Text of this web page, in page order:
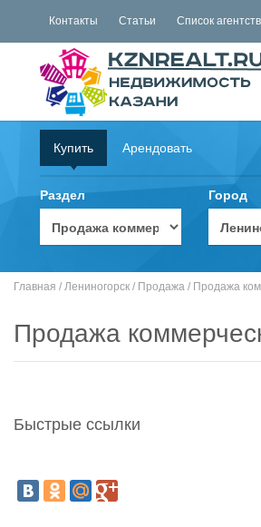
Контакты Статьи Список агентств
Купить Арендовать
Раздел Город
Главная / Лениногорск / Продажа / Продажа
Продажа
Быстрые ссылки